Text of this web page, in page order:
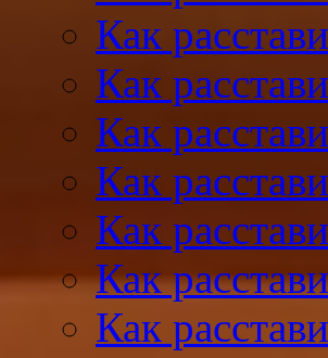
Как
Как
Как
Как
Как
Как
Как